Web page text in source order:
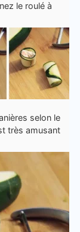
le roulé à
selon le
très amusant